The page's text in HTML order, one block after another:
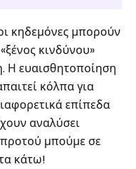
κηδεμόνες μπορούν
κινδύνου»
Η ευαισθητοποίηση
κόλπα για
επίπεδα
αναλύσει
μπούμε σε
κάτω!